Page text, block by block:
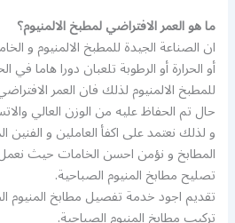
ما هو العمر الافتراضي لمطبخ الالمنيوم؟
ان الصناعة الجيدة للمطبخ الالمنيوم و
أو الحرارة أو الرطوبة تلعبان دورا هاما في
للمطبخ الالمنيوم لذلك فان العمر
حال تم الحفاظ عليه من الوزن العالي
و لذلك نعتمد على اكفأ العاملين و
المطابخ و نؤمن احسن الخامات حيث
تصليح مطابخ المنيوم الصباحية.
تقديم اجود خدمة تفصيل مطابخ المنيوم